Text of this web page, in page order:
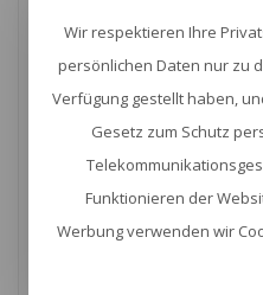
CR2016 Kodak
CR2016 Kodak is een lithium
Wir respektieren Ihre
persönlichen Daten nur zu
Verfügung gestellt haben,
Gesetz zum Schutz
Funktionieren der
Werbung verwenden wir